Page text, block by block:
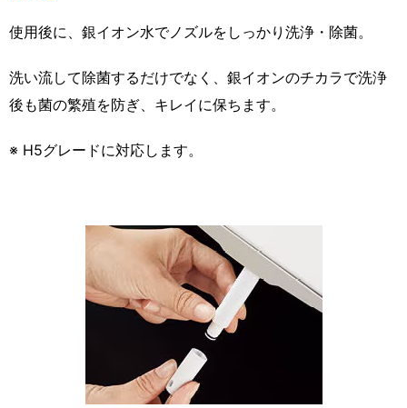
使用後に、銀イオン水でノズルをしっかり洗浄・除菌。
洗い流して除菌するだけでなく、銀イオンのチカラで洗浄
後も菌の繁殖を防ぎ、キレイに保ちます。
※ H5グレードに対応します。